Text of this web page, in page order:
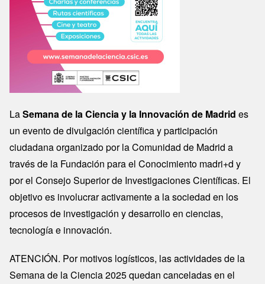
LaSemana de la Ciencia y la Innovación de Madrid es
un evento de divulgación científica y participación
ciudadana organizado por la Comunidad de Madrid a
través de la Fundación para el Conocimiento madri+d y
por el Consejo Superior de Investigaciones Científicas. El
objetivo es involucrar activamente a la sociedad en los
procesos de investigación y desarrollo en ciencias,
tecnología e innovación.
ATENCIÓN. Por motivos logísticos, las actividades de la
Semana de la Ciencia 2025 quedan canceladas en el